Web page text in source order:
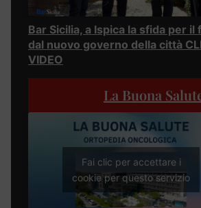
Bar Sicilia, a Ispica la sfida per il
dal nuovo governo della città
VIDEO
La Buona
Fai clic per accettare i
cookie per questo servizio